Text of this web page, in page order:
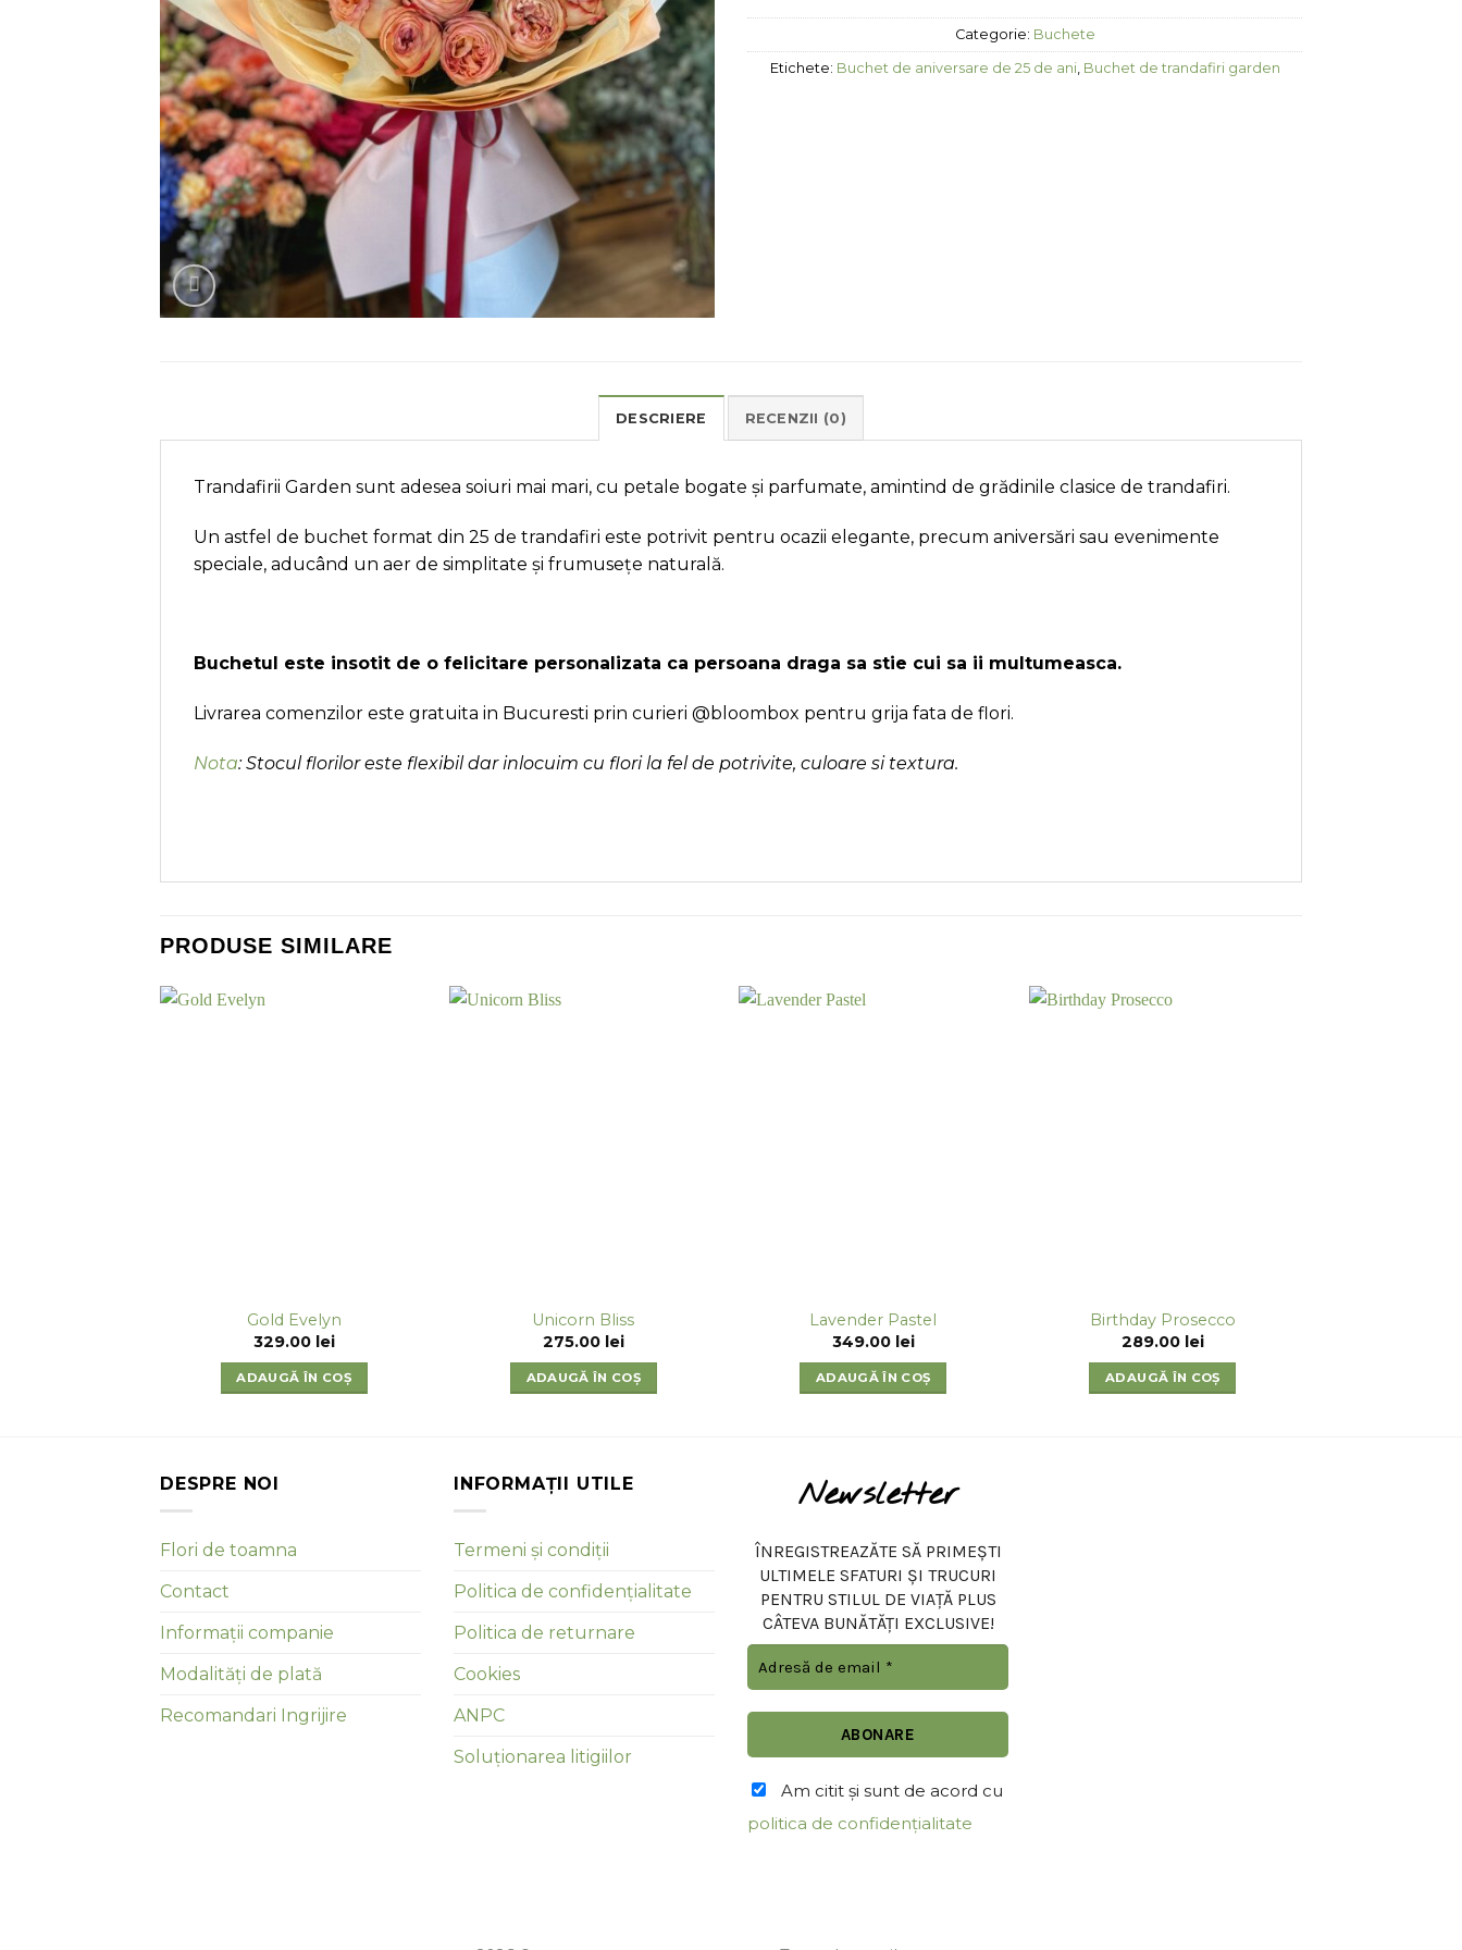
Categorie: Buchete
Etichete: Buchet de aniversare de 25 de ani, Buchet de trandafiri garden
DESCRIERE RECENZII (0)
Trandafirii Garden sunt adesea soiuri mai mari, cu petale bogate și parfumate, amintind de grădinile clasice de trandafiri.
Un astfel de buchet format din 25 de trandafiri este potrivit pentru ocazii elegante, precum aniversări sau evenimente
speciale, aducând un aer de simplitate și frumusețe naturală.
Buchetul este insotit de o felicitare personalizata ca persoana draga sa stie cui sa ii multumeasca.
Livrarea comenzilor este gratuita in Bucuresti prin curieri @bloombox pentru grija fata de flori.
Nota: Stocul florilor este flexibil dar inlocuim cu flori la fel de potrivite, culoare si textura.
PRODUSE SIMILARE
Gold Evelyn
329.00 lei
ADAUGĂ ÎN COȘ
Unicorn Bliss
275.00 lei
ADAUGĂ ÎN COȘ
Lavender Pastel
349.00 lei
ADAUGĂ ÎN COȘ
Birthday Prosecco
289.00 lei
ADAUGĂ ÎN COȘ
DESPRE NOI
Flori de toamna
Contact
Informații companie
Modalități de plată
Recomandari Ingrijire
INFORMAȚII UTILE
Termeni și condiții
Politica de confidențialitate
Politica de returnare
Cookies
ANPC
Soluționarea litigiilor
Newsletter
ÎNREGISTREAZĂTE SĂ PRIMEȘTI
ULTIMELE SFATURI ȘI TRUCURI
PENTRU STILUL DE VIAȚĂ PLUS
CÂTEVA BUNĂTĂȚI EXCLUSIVE!
Am citit şi sunt de acord cu
politica de confidențialitate